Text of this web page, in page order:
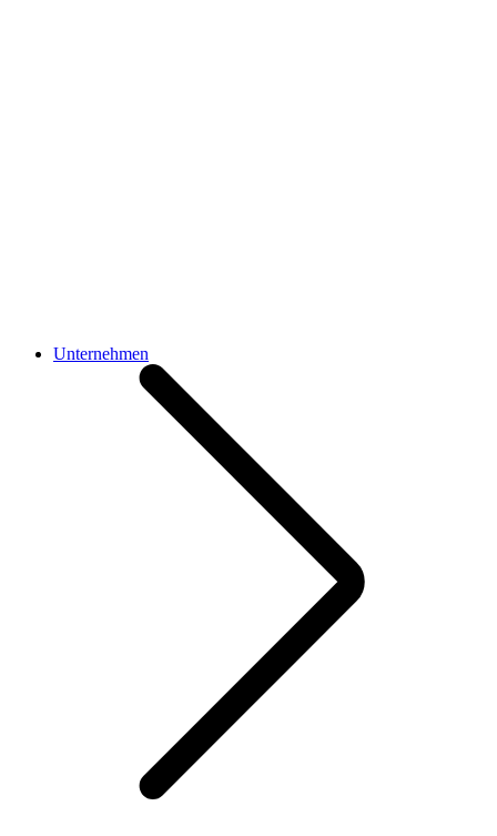
Unternehmen